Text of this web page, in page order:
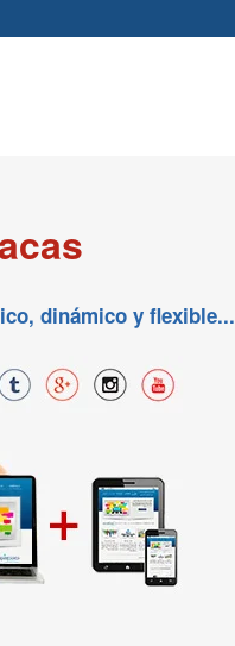
dinámico y flexible...